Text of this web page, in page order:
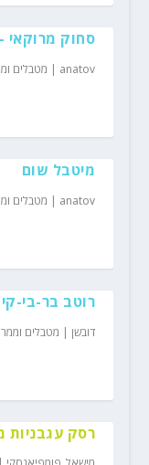
סחוק מרוקאי
anatov
| מטבלים
מיטבל שום
anatov
| מטבלים
רוטב בר-בי-
דובשן| מטבלים
רסק עגבניות